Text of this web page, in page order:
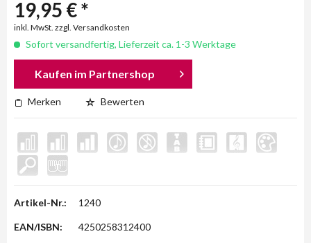
19,95 € *
inkl. MwSt. zzgl. Versandkosten
Sofort versandfertig, Lieferzeit ca. 1-3 Werktage
Kaufen im Partnershop
Merken Bewerten
Artikel-Nr.: 1240
EAN/ISBN: 4250258312400